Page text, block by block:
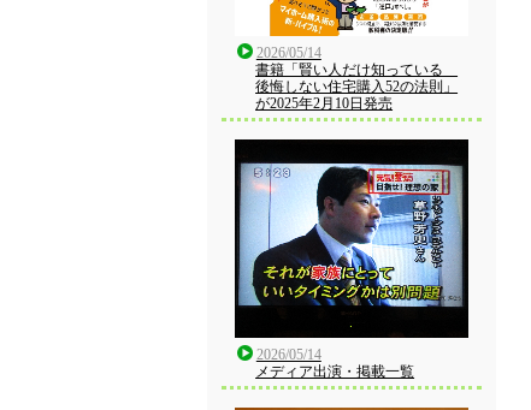
2026/05/14
書籍「賢い人だけ知っている
後悔しない住宅購入52の法則」
が2025年2月10日発売
2026/05/14
メディア出演・掲載一覧